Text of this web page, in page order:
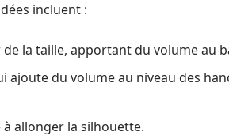
incluent :
de la taille, apportant du volume au
ajoute du volume au niveau des
allonger la silhouette.